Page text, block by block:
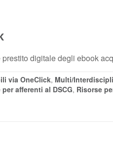
digitale degli ebook
via OneClick, Multi/
afferenti al DSCG, Risorse